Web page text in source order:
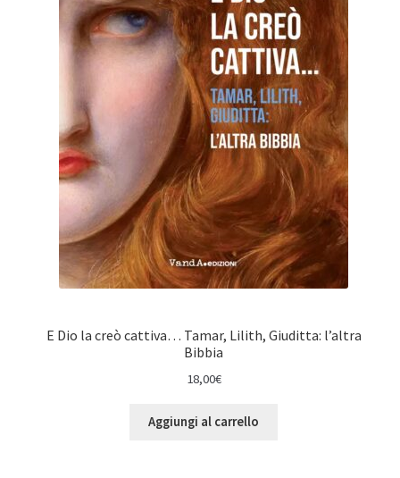
E Dio la creò cattiva… Tamar, Lilith, Giuditta: l’altra
Bibbia
18,00€
Aggiungi al carrello